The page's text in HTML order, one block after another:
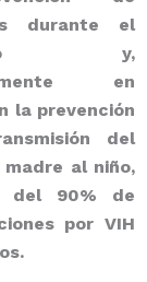
durante el
y,
en
la prevención
del
al niño,
del 90% de
por VIH